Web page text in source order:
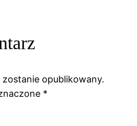
opublikowany.
*